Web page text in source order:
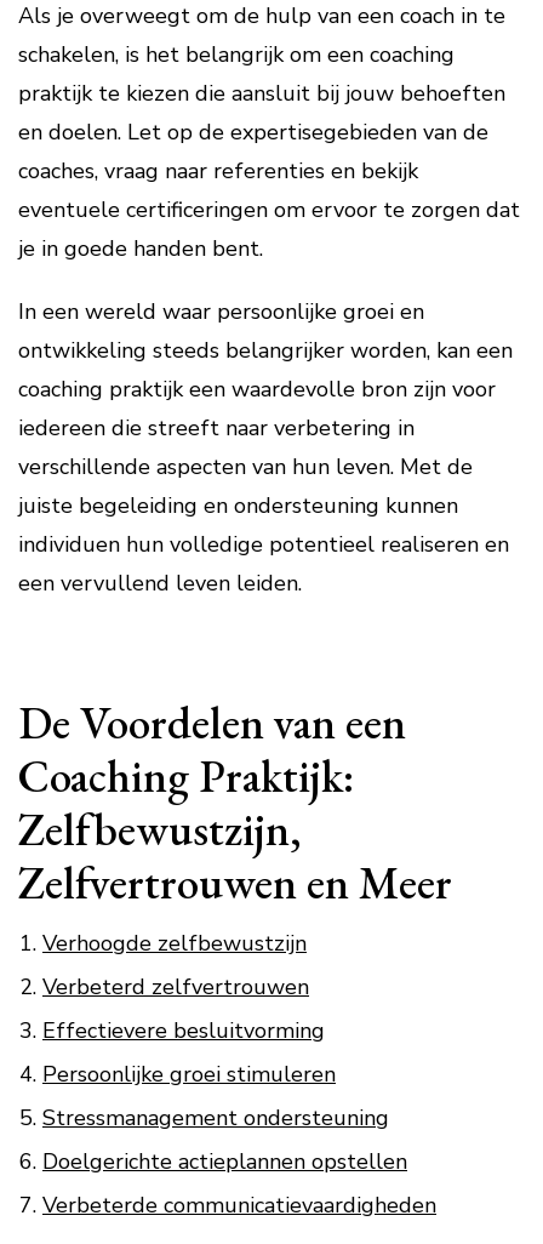
Als je overweegt om de hulp van een coach in te
schakelen, is het belangrijk om een coaching
praktijk te kiezen die aansluit bij jouw behoeften
en doelen. Let op de expertisegebieden van de
coaches, vraag naar referenties en bekijk
eventuele certificeringen om ervoor te zorgen dat
je in goede handen bent.
In een wereld waar persoonlijke groei en
ontwikkeling steeds belangrijker worden, kan een
coaching praktijk een waardevolle bron zijn voor
iedereen die streeft naar verbetering in
verschillende aspecten van hun leven. Met de
juiste begeleiding en ondersteuning kunnen
individuen hun volledige potentieel realiseren en
een vervullend leven leiden.
De Voordelen van een
Coaching Praktijk:
Zelfbewustzijn,
Zelfvertrouwen en Meer
Verhoogde zelfbewustzijn
Verbeterd zelfvertrouwen
Effectievere besluitvorming
Persoonlijke groei stimuleren
Stressmanagement ondersteuning
Doelgerichte actieplannen opstellen
Verbeterde communicatievaardigheden